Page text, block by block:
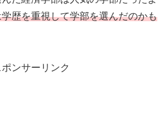
歴を重視して学部を選んだのかも
ポンサーリンク